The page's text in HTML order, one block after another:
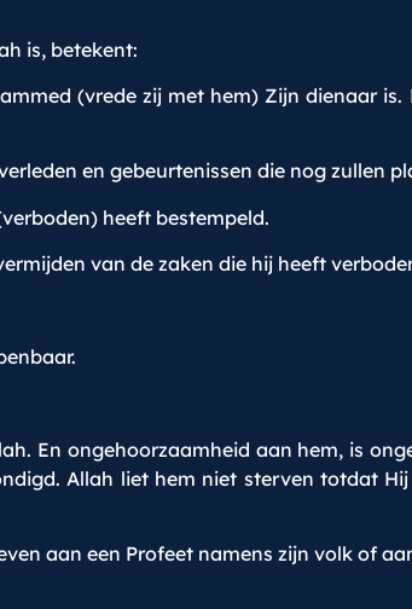
is, betekent:
(vrede zij met hem) Zijn dienaar is.
en gebeurtenissen die nog zullen
heeft bestempeld.
van de zaken die hij heeft
ongehoorzaamheid aan hem, is
Allah liet hem niet sterven totdat
aan een Profeet namens zijn volk of